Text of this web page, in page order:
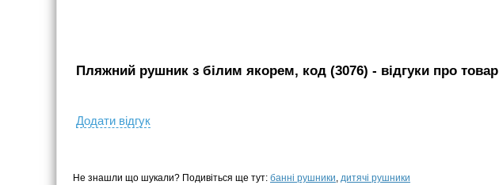
Пляжний рушник з білим якорем, код (3076) - вiдгуки про товар
Додати вiдгук
Не знашли що шукали? Подивіться ще тут: банні рушники, дитячі рушники